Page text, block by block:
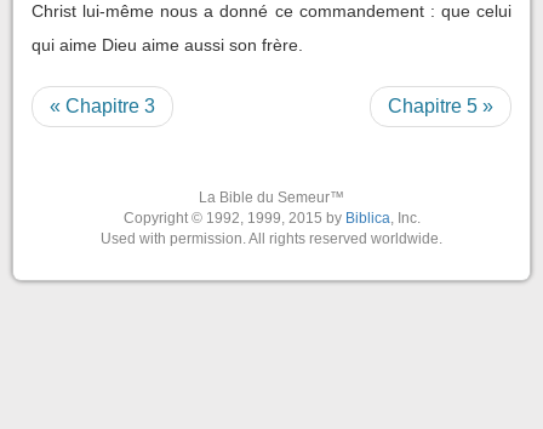
Christ lui-même nous a donné ce commandement : que celui
qui aime Dieu aime aussi son frère.
« Chapitre 3 Chapitre 5 »
La Bible du Semeur™
Copyright © 1992, 1999, 2015 by Biblica, Inc.
Used with permission. All rights reserved worldwide.